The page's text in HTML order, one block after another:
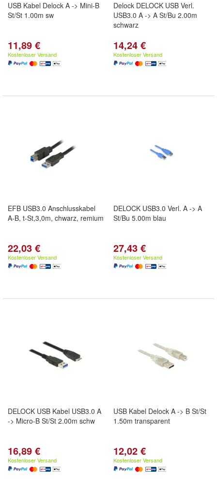
USB Kabel Delock A -> Mini-B
St/St 1.00m sw
11,89 €
Kostenloser Versand
Delock DELOCK USB Verl.
USB3.0 A -> A St/Bu 2.00m
schwarz
14,24 €
Kostenloser Versand
EFB USB3.0 Anschlusskabel
A-B, t-St,3,0m, chwarz, remium
22,03 €
Kostenloser Versand
DELOCK USB3.0 Verl. A -> A
St/Bu 5.00m blau
27,43 €
Kostenloser Versand
DELOCK USB Kabel USB3.0 A
-> Micro-B St/St 2.00m schw
16,89 €
Kostenloser Versand
USB Kabel Delock A -> B St/St
1.50m transparent
12,02 €
Kostenloser Versand